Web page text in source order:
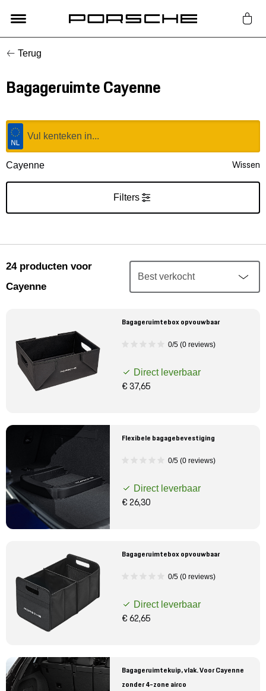
Lifestyle
Auto Accessoires
Classic
Nieuw
Mijn account
Meer Porsche
Porsche informatie
Terug
Bagageruimte Cayenne
Cayenne Wissen
Filters
24producten voor
Cayenne
Bagageruimtebox opvouwbaar
0/5 (0 reviews)
Direct leverbaar
€ 37,65
Flexibele bagagebevestiging
0/5 (0 reviews)
Direct leverbaar
€ 26,30
Bagageruimtebox opvouwbaar
0/5 (0 reviews)
Direct leverbaar
€ 62,65
Bagageruimtekuip, vlak. Voor Cayenne
zonder 4-zone airco